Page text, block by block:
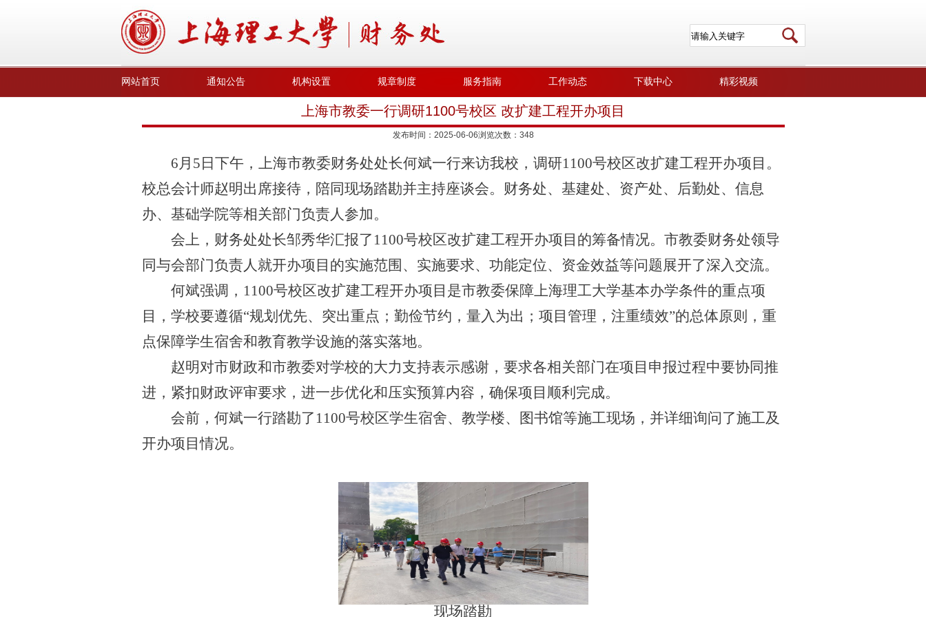
网站首页 通知公告 机构设置 规章制度 服务指南 工作动态 下载中心 精彩视频
上海市教委一行调研1100号校区 改扩建工程开办项目
发布时间： 2025-06-06浏览次数： 348
6月 5 日下午，上海市教委财务处处长何斌一行来访我校，调研1100号校区改扩建工程开办项目。
校总会计师赵明出席接待，陪同现场踏勘并主持座谈会。财务处、基建处、资产处、后勤处、信息
办、基础学院等相关部门负责人参加。
会上，财务处处长邹秀华汇报了 1100号校区改扩建工程开办项目的筹备情况。市教委财务处领导
同与会部门负责人就开办项目的实施范围、实施要求、功能定位、资金效益等问题展开了深入交流。
何斌强调， 1100号校区改扩建工程开办项目是市教委保障上海理工大学基本办学条件的重点项
目，学校要遵循“规划优先、突出重点；勤俭节约，量入为出；项目管理，注重绩效”的总体原则，重
点保障学生宿舍和教育教学设施的落实落地。
赵明对市财政和市教委对学校的大力支持表示感谢，要求各相关部门在项目申报过程中要协同推
进，紧扣财政评审要求，进一步优化和压实预算内容，确保项目顺利完成。
会前，何斌一行踏勘了 1100号校区学生宿舍、教学楼、图书馆等施工现场，并详细询问了施工及
开办项目情况。
现场踏勘